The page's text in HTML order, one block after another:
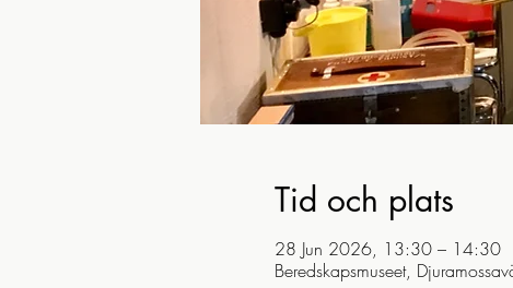
Tid och plats
28 Jun 2026, 13:30 – 14:30
Beredskapsmuseet,